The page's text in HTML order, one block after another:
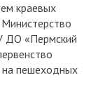
краевых
ДО «Пермский
на пешеходных